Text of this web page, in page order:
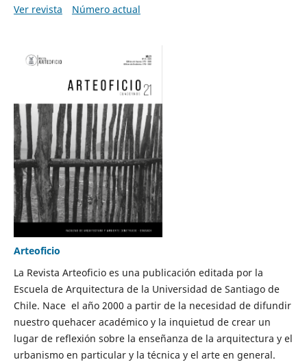
Ver revista
Número actual
Arteoficio
La Revista Arteoficio es una publicación editada por la
Escuela de Arquitectura de la Universidad de Santiago de
Chile. Nace el año 2000 a partir de la necesidad de difundir
nuestro quehacer académico y la inquietud de crear un
lugar de reflexión sobre la enseñanza de la arquitectura y el
urbanismo en particular y la técnica y el arte en general.